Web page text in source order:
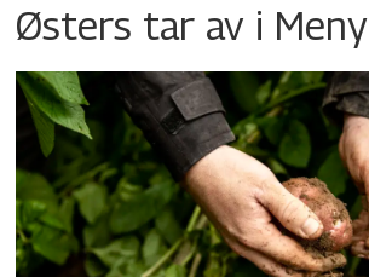
Østers tar av i Meny